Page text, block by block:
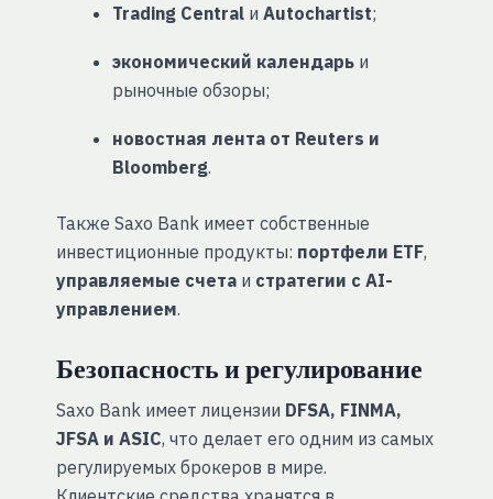
Trading Centralи Autochartist;
экономический календарьи
рыночные обзоры;
новостная лента от Reuters и
Bloomberg.
Также Saxo Bank имеет собственные
инвестиционные продукты: портфели ETF,
управляемые счетаи стратегии с AI-
управлением.
Безопасность и регулирование
Saxo Bank имеет лицензии DFSA, FINMA,
JFSA и ASIC, что делает его одним из самых
регулируемых брокеров в мире.